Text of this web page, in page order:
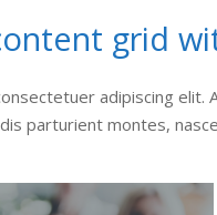
grid
adipiscing elit.
parturient montes,